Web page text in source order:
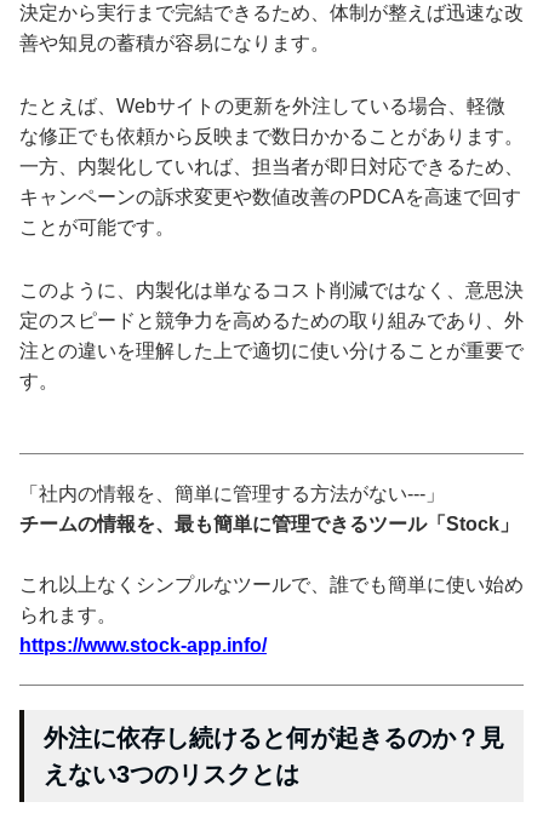
決定から実行まで完結できるため、体制が整えば迅速な改
善や知見の蓄積が容易になります。
たとえば、Webサイトの更新を外注している場合、軽微
な修正でも依頼から反映まで数日かかることがあります。
一方、内製化していれば、担当者が即日対応できるため、
キャンペーンの訴求変更や数値改善のPDCAを高速で回す
ことが可能です。
このように、内製化は単なるコスト削減ではなく、意思決
定のスピードと競争力を高めるための取り組みであり、外
注との違いを理解した上で適切に使い分けることが重要で
す。
「社内の情報を、簡単に管理する方法がない---」
チームの情報を、最も簡単に管理できるツール「Stock」
これ以上なくシンプルなツールで、誰でも簡単に使い始め
られます。
https://www.stock-app.info/
外注に依存し続けると何が起きるのか？見
えない3つのリスクとは